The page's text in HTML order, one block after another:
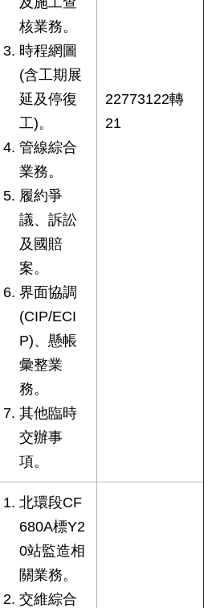
核業務。
時程網圖
(含工期展
延及停復
工)。
管線綜合
業務。
履約爭
議、訴訟
及國賠
案。
界面協調
(CIP/ECI
P)、懸帳
彙整業
務。
其他臨時
交辦事
項。
22773122轉
21
北環段CF
680A標Y2
0站監造相
關業務。
交維綜合